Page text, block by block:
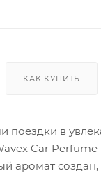
КАК КУПИТЬ
поездки в
Car
аромат